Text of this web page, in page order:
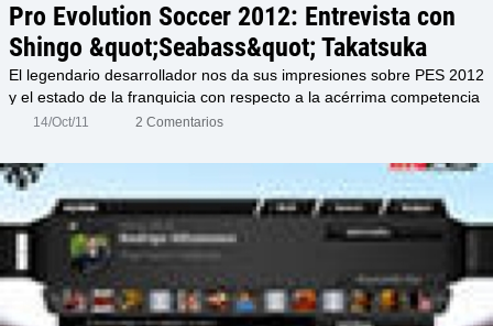
Pro Evolution Soccer 2012: Entrevista con
Shingo &quot;Seabass&quot; Takatsuka
El legendario desarrollador nos da sus impresiones sobre PES 2012
y el estado de la franquicia con respecto a la acérrima competencia
14/Oct/11 2 Comentarios